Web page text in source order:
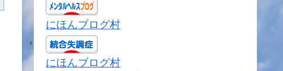
にほんブログ村
にほんブログ村